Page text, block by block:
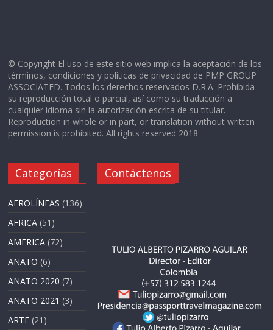
© Copyright El uso de este sitio web implica la aceptación de los
términos, condiciones y políticas de privacidad de PMP GROUP
ASSOCIATED. Todos los derechos reservados D.R.A. Prohibida
su reproducción total o parcial, así como su traducción a
cualquier idioma sin la autorización escrita de su titular.
Reproduction in whole or in part, or translation without written
permission is prohibited. All rights reserved 2018
Categorías
AEROLÍNEAS (136)
AFRICA (51)
AMERICA (72)
ANATO (6)
ANATO 2020 (7)
ANATO 2021 (3)
ARTE (21)
Contáctenos